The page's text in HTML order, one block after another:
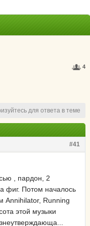
4
для ответа в теме
#41
, пардон, 2
фиг. Потом началось
Annihilator, Running
этой музыки